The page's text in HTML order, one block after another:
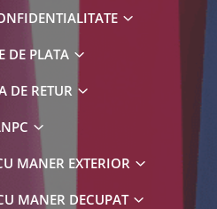
DE PLATA
DE RETUR
MANER EXTERIOR
MANER DECUPAT